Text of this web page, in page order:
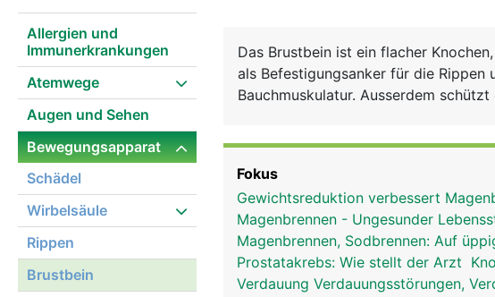
Allergien und
Immunerkrankungen
Atemwege
Augen und Sehen
Bewegungsapparat
Schädel
Wirbelsäule
Rippen
Brustbein
Das Brustbein ist ein flacher
als Befestigungsanker für die Rippen
Bauchmuskulatur. Ausserdem
Fokus
Gewichtsreduktion verbessert
Magenbrennen - Ungesunder
Magenbrennen, Sodbrennen: Auf
Prostatakrebs: Wie stellt der Arzt
Verdauung Verdauungsstörungen,